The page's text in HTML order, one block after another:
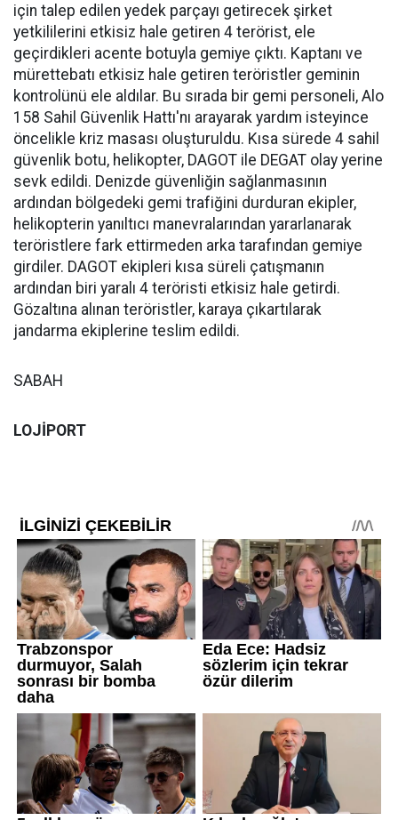
için talep edilen yedek parçayı getirecek şirket
yetkililerini etkisiz hale getiren 4 terörist, ele
geçirdikleri acente botuyla gemiye çıktı. Kaptanı ve
mürettebatı etkisiz hale getiren teröristler geminin
kontrolünü ele aldılar. Bu sırada bir gemi personeli, Alo
158 Sahil Güvenlik Hattı'nı arayarak yardım isteyince
öncelikle kriz masası oluşturuldu. Kısa sürede 4 sahil
güvenlik botu, helikopter, DAGOT ile DEGAT olay yerine
sevk edildi. Denizde güvenliğin sağlanmasının
ardından bölgedeki gemi trafiğini durduran ekipler,
helikopterin yanıltıcı manevralarından yararlanarak
teröristlere fark ettirmeden arka tarafından gemiye
girdiler. DAGOT ekipleri kısa süreli çatışmanın
ardından biri yaralı 4 teröristi etkisiz hale getirdi.
Gözaltına alınan teröristler, karaya çıkartılarak
jandarma ekiplerine teslim edildi.
SABAH
LOJİPORT